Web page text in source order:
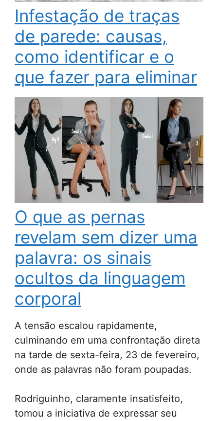
Infestação de traças
de parede: causas,
como identificar e o
que fazer para eliminar
O que as pernas
revelam sem dizer uma
palavra: os sinais
ocultos da linguagem
corporal
A tensão escalou rapidamente,
culminando em uma confrontação direta
na tarde de sexta-feira, 23 de fevereiro,
onde as palavras não foram poupadas.
Rodriguinho, claramente insatisfeito,
tomou a iniciativa de expressar seu